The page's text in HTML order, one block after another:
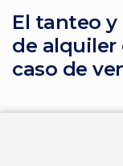
El tanteo
de
caso de